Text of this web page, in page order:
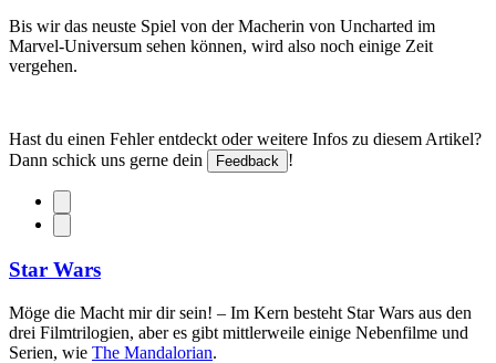
Bis wir das neuste Spiel von der Macherin von Uncharted im
Marvel-Universum sehen können, wird also noch einige Zeit
vergehen.
Hast du einen Fehler entdeckt oder weitere Infos zu diesem Artikel?
Dann schick uns gerne dein
Feedback !
Star Wars
Möge die Macht mir dir sein! – Im Kern besteht Star Wars aus den
drei Filmtrilogien, aber es gibt mittlerweile einige Nebenfilme und
Serien, wie The Mandalorian.